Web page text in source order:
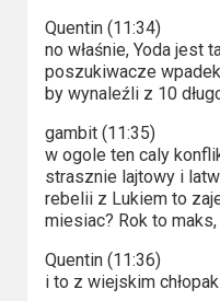
Quentin (11:34)
no właśnie, Yoda jest
poszukiwacze
by wynaleźli z 10
gambit (11:35)
w ogole ten caly
strasznie lajtowy i
rebelii z Lukiem to
miesiac? Rok to
Quentin (11:36)
i to z wiejskim